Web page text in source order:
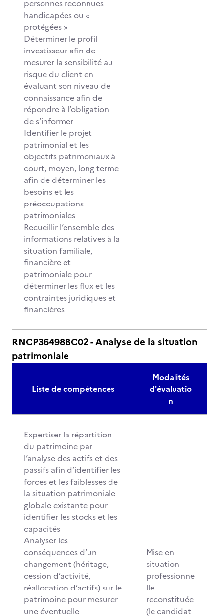
personnes reconnues
handicapées ou «
protégées »
Déterminer le profil
investisseur afin de
mesurer la sensibilité au
risque du client en
évaluant son niveau de
connaissance afin de
répondre à l’obligation
de s’informer
Identifier le projet
patrimonial et les
objectifs patrimoniaux à
court, moyen, long terme
afin de déterminer les
besoins et les
préoccupations
patrimoniales
Recueillir l’ensemble des
informations relatives à la
situation familiale,
financière et
patrimoniale pour
déterminer les flux et les
contraintes juridiques et
financières
RNCP36498BC02 - Analyse de la situation
patrimoniale
Liste de compétences
Modalités
d'évaluatio
n
Expertiser la répartition
du patrimoine par
l’analyse des actifs et des
passifs afin d’identifier les
forces et les faiblesses de
la situation patrimoniale
globale existante pour
identifier les stocks et les
capacités
Analyser les
conséquences d’un
changement (héritage,
cession d’activité,
réallocation d’actifs) sur le
patrimoine pour mesurer
une éventuelle
Mise en
situation
professionne
lle
reconstituée
(le candidat